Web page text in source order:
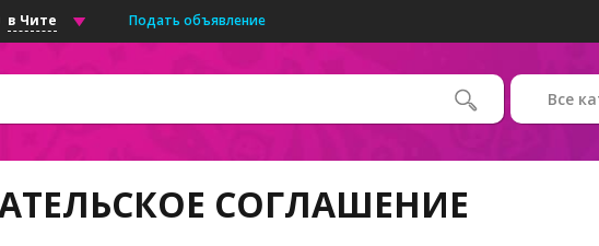
в Чите Подать объявление
Все
СОГЛАШЕНИЕ